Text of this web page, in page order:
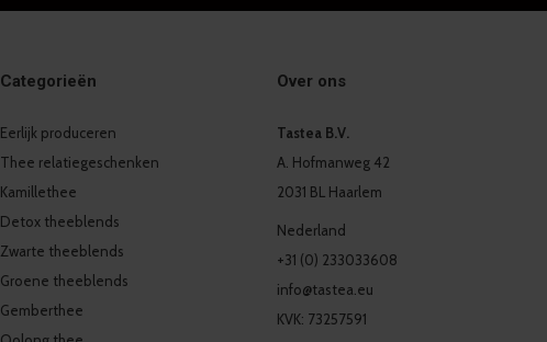
Categorieën
Eerlijk produceren
Thee relatiegeschenken
Kamillethee
Detox theeblends
Zwarte theeblends
Groene theeblends
Gemberthee
Over ons
Tastea B.V.
A. Hofmanweg 42
2031 BL Haarlem
Nederland
+31 (0) 233033608
info@tastea.eu
KVK: 73257591